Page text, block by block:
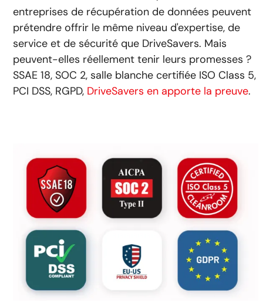
entreprises de récupération de données peuvent
prétendre offrir le même niveau d'expertise, de
service et de sécurité que DriveSavers. Mais
peuvent-elles réellement tenir leurs promesses ?
SSAE 18, SOC 2, salle blanche certifiée ISO Class 5,
PCI DSS, RGPD, DriveSavers en apporte la preuve.